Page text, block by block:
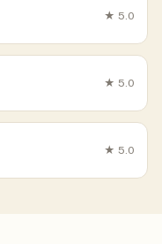
★ 5.0
★ 5.0
★ 5.0